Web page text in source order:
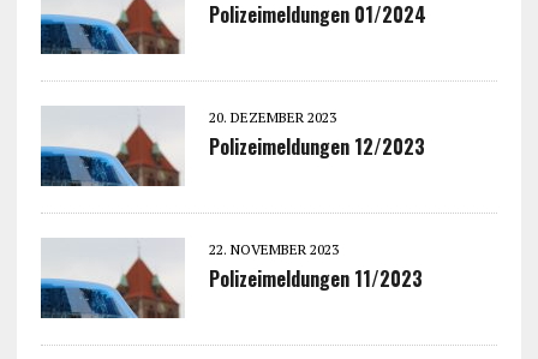
Polizeimeldungen 01/2024
20. DEZEMBER 2023
Polizeimeldungen 12/2023
22. NOVEMBER 2023
Polizeimeldungen 11/2023